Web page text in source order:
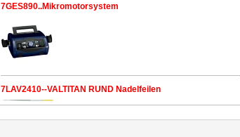
7GES890..Mikromotorsystem
7LAV2410--VALTITAN RUND Nadelfeilen
Adapter, Sender und USB-Dongle für drahtlose Übertragung